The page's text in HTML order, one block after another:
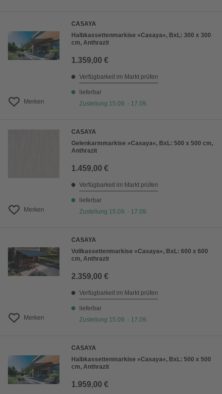
Merken
CASAYA
Halbkassettenmarkise »Casaya«, BxL: 300 x 300
cm, Anthrazit
1.359,00 €
Verfügbarkeit im Markt prüfen
lieferbar
Zustellung 15.09. - 17.09.
Merken
CASAYA
Gelenkarmmarkise »Casaya«, BxL: 500 x 500 cm,
Anthrazit
1.459,00 €
Verfügbarkeit im Markt prüfen
lieferbar
Zustellung 15.09. - 17.09.
Merken
CASAYA
Vollkassettenmarkise »Casaya«, BxL: 600 x 600
cm, Anthrazit
2.359,00 €
Verfügbarkeit im Markt prüfen
lieferbar
Zustellung 15.09. - 17.09.
CASAYA
Halbkassettenmarkise »Casaya«, BxL: 500 x 500
cm, Anthrazit
1.959,00 €